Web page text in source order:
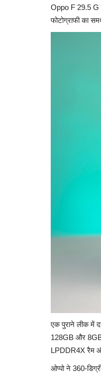
Oppo F 29.5 G
फोटोग्राफी का
एक पुराने लीक में
128GB और 8GB
LPDDR4X रैम
ओप्पो ने 360-
Editor